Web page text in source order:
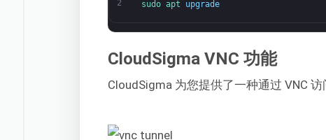
2
sudo apt upgrade
CloudSigma VNC 功能
CloudSigma 为您提供了一种通过 VNC 访